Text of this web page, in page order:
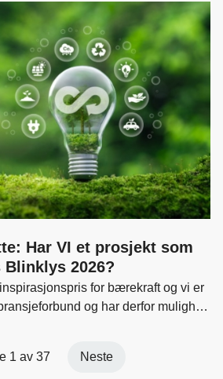
vil bli kull nr. 10 i rekken. Vi har fortsatt ledige plasser.
Har VI et prosjekt som
Blinklys 2026?
for bærekraft og vi er
og har derfor mulighet
1 av 37
Neste